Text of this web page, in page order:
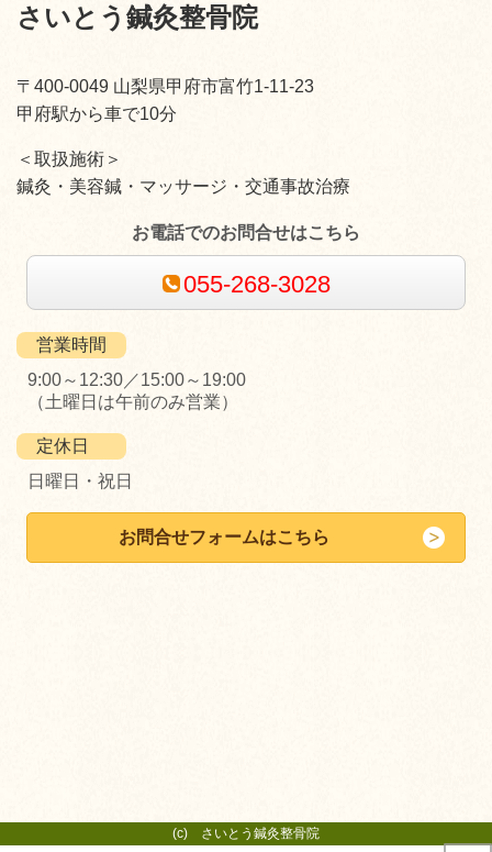
さいとう鍼灸整骨院
〒400-0049 山梨県甲府市富竹1-11-23
甲府駅から車で10分
＜取扱施術＞
鍼灸・美容鍼・マッサージ・交通事故治療
お電話でのお問合せはこちら
055-268-3028
営業時間
9:00～12:30／15:00～19:00
（土曜日は午前のみ営業）
定休日
日曜日・祝日
お問合せフォームはこちら
(c) さいとう鍼灸整骨院